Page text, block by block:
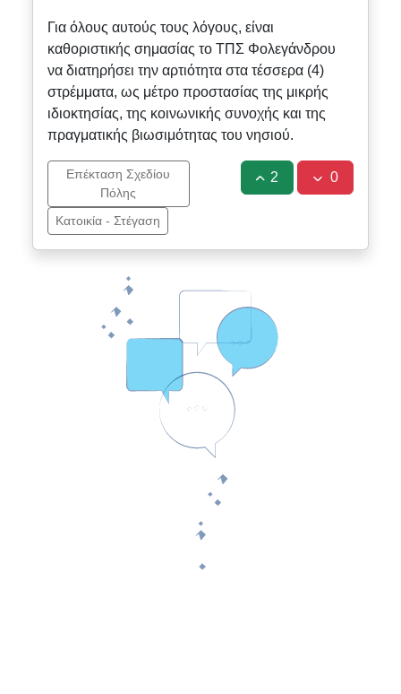
Για όλους αυτούς τους λόγους, είναι
καθοριστικής σημασίας το ΤΠΣ Φολεγάνδρου
να διατηρήσει την αρτιότητα στα τέσσερα (4)
στρέμματα, ως μέτρο προστασίας της μικρής
ιδιοκτησίας, της κοινωνικής συνοχής και της
πραγματικής βιωσιμότητας του νησιού.
Επέκταση Σχεδίου
Πόλης
Κατοικία - Στέγαση
2 0